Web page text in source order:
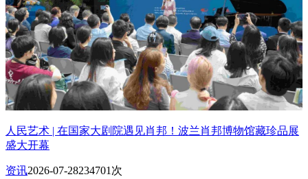
人民艺术 | 在国家大剧院遇见肖邦！波兰肖邦博物馆藏珍品展
盛大开幕
资讯2026-07-28234701次